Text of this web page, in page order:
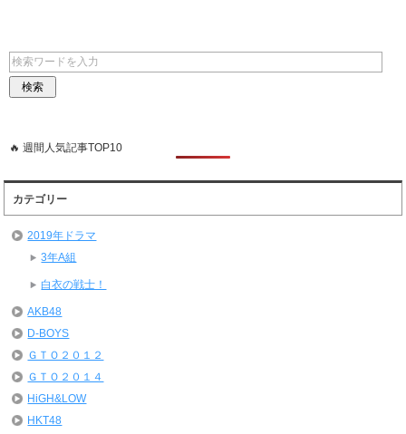
🔥 週間人気記事TOP10
カテゴリー
2019年ドラマ
3年A組
白衣の戦士！
AKB48
D-BOYS
ＧＴＯ２０１２
ＧＴＯ２０１４
HiGH&LOW
HKT48